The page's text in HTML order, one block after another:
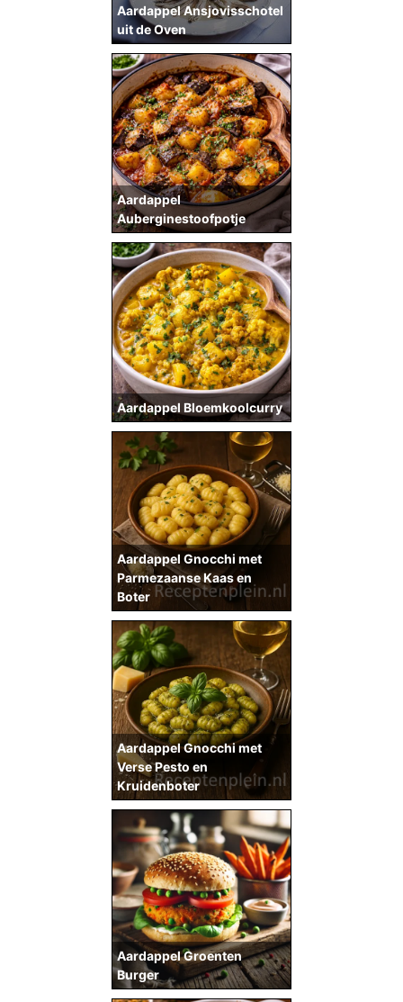
Aardappel Ansjovisschotel
uit de Oven
Aardappel
Auberginestoofpotje
Aardappel Bloemkoolcurry
Aardappel Gnocchi met
Parmezaanse Kaas en
Boter
Aardappel Gnocchi met
Verse Pesto en
Kruidenboter
Aardappel Groenten
Burger